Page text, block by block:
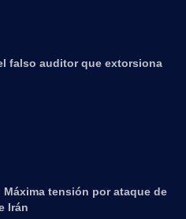
falso auditor que extorsiona
tensión por ataque de
Irán